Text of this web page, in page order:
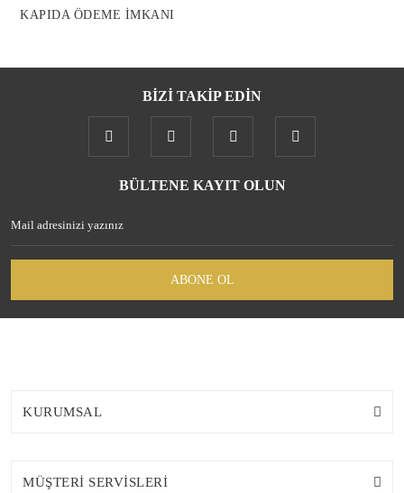
Gönder
KAPIDA ÖDEME İMKANI
BİZİ TAKİP EDİN
BÜLTENE KAYIT OLUN
ABONE OL
KURUMSAL
MÜŞTERİ SERVİSLERİ